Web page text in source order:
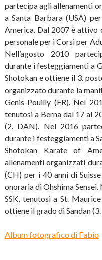
partecipa agli allenamenti
a Santa Barbara (USA)
America. Dal 2007 è
personale per i Corsi per
Nell’agosto 2010
durante i festeggiamenti a
Shotokan e ottiene il 3.
organizzato durante la
Genis-Pouilly (FR). Nel
tenutosi a Berna dal 17 al
(2. DAN). Nel 2016
durante i festeggiamenti a
Shotokan Karate of
allenamenti organizzati
(CH) per i 40 anni di
onoraria di Ohshima
SSK, tenutosi a St.
ottiene il grado di Sandan
Album fotografico di Fabio